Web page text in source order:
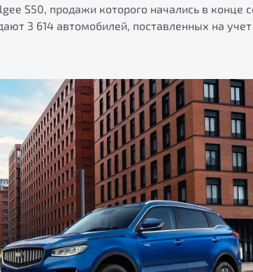
S50, продажи которого начались в конце
3 614 автомобилей, поставленных на учет